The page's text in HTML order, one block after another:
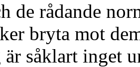
de rådande
bryta mot
är såklart inget